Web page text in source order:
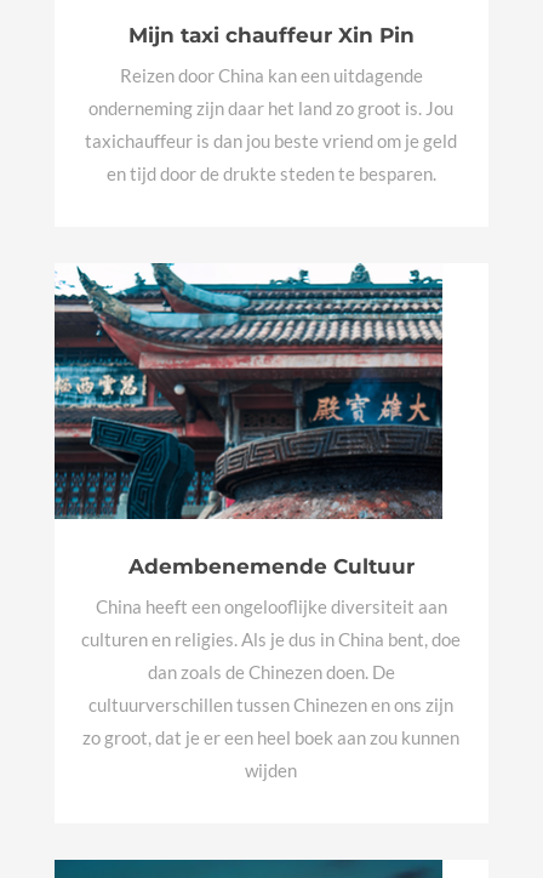
Mijn taxi chauffeur Xin Pin
Reizen door China kan een uitdagende
onderneming zijn daar het land zo groot is. Jou
taxichauffeur is dan jou beste vriend om je geld
en tijd door de drukte steden te besparen.
Adembenemende Cultuur
China heeft een ongelooflijke diversiteit aan
culturen en religies. Als je dus in China bent, doe
dan zoals de Chinezen doen. De
cultuurverschillen tussen Chinezen en ons zijn
zo groot, dat je er een heel boek aan zou kunnen
wijden